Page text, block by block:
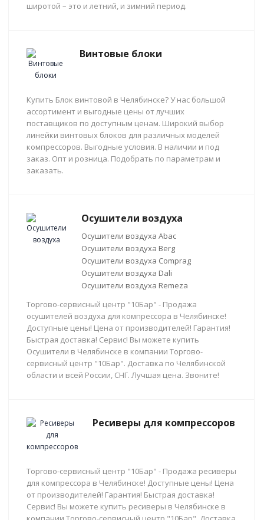
широтой – это и летний, и зимний период.
Винтовые блоки
Купить Блок винтовой в Челябинске? У нас большой
ассортимент и выгодные цены от лучших
поставщиков по доступным ценам. Широкий выбор
линейки винтовых блоков для различных моделей
компрессоров. Выгодные условия. В наличии и под
заказ. Опт и розница. Подобрать по параметрам и
заказать.
Осушители воздуха
Осушители воздуха Abac
Осушители воздуха Berg
Осушители воздуха Comprag
Осушители воздуха Dali
Осушители воздуха Remeza
Торгово-сервисный центр "10Бар" - Продажа
осушителей воздуха для компрессора в Челябинске!
Доступные цены! Цена от производителей! Гарантия!
Быстрая доставка! Сервис! Вы можете купить
Осушители в Челябинске в компании Торгово-
сервисный центр "10Бар". Доставка по Челябинской
области и всей России, СНГ. Лучшая цена. Звоните!
Ресиверы для компрессоров
Торгово-сервисный центр "10Бар" - Продажа ресиверы
для компрессора в Челябинске! Доступные цены! Цена
от производителей! Гарантия! Быстрая доставка!
Сервис! Вы можете купить ресиверы в Челябинске в